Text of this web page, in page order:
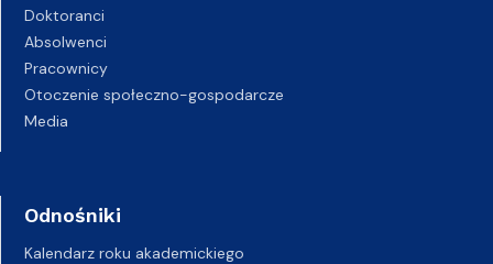
Doktoranci
Absolwenci
Pracownicy
Otoczenie społeczno-gospodarcze
Media
Odnośniki
Kalendarz roku akademickiego